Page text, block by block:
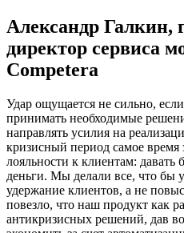
Александр Галкин,
директор сервиса
Competera
Удар ощущается не сильно,
принимать необходимые
направлять усилия на
кризисный период самое время
лояльности к клиентам: давать
деньги. Мы делали все, что бы
удержание клиентов, а не
повезло, что наш продукт как
антикризисных решений, дав